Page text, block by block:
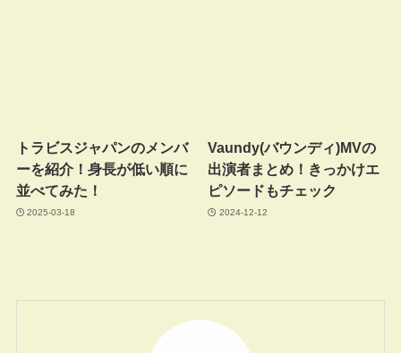
トラビスジャパンのメンバ
ーを紹介！身長が低い順に
並べてみた！
2025-03-18
Vaundy(バウンディ)MVの
出演者まとめ！きっかけエ
ピソードもチェック
2024-12-12